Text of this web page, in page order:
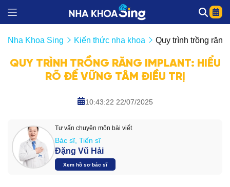
Nha Khoa Sing Kiến thức nha khoa Quy trình trồng
QUY TRÌNH TRỒNG RĂNG IMPLANT: HIỂU
RÕ ĐỂ VỮNG TÂM ĐIỀU TRỊ
10:43:22 22/07/2025
Tư vấn chuyên môn bài viết
Bác sĩ, Tiến sĩ
Đặng Vũ Hải
Xem hồ sơ bác sĩ